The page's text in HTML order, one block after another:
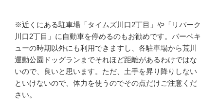
※近くにある駐車場「タイムズ川口2丁目」や「リパーク
川口2丁目」に自動車を停めるのもお勧めです。バーベキ
ューの時期以外にも利用できますし、各駐車場から荒川
運動公園ドッグランまでそれほど距離があるわけではな
いので、良いと思います。ただ、土手を昇り降りしない
といけないので、体力を使うのでその点だけご注意くだ
さい。